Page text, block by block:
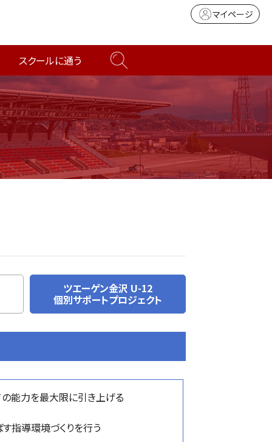
マイページ
スクールに通う
ツエーゲン金沢 U-12
個別サポートプロジェクト
能力を最大限に引き上げる
指導環境づくりを行う